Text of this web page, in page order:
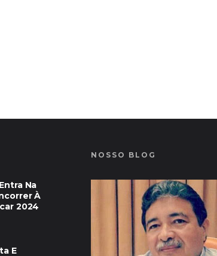
Na
À
2024
E
NOSSO BLOG